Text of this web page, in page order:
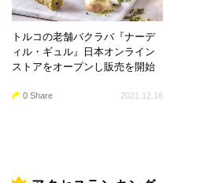
トルコの老舗バクラバ『ナーデ
ィル・ギュル』日本オンライン
ストアをオープンし販売を開始
0 Share 2021.12.16